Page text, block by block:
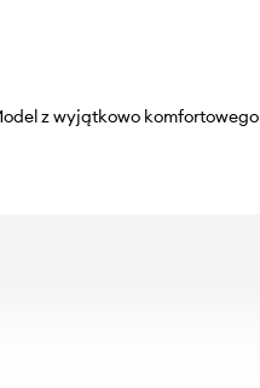
z wyjątkowo komfortowego